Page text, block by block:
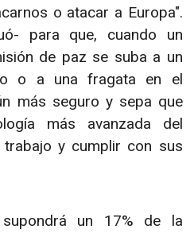
o atacar a Europa".
para que, cuando un
de paz se suba a un
o a una fragata en el
más seguro y sepa que
más avanzada del
y cumplir con sus
un 17% de la